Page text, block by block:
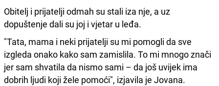
Obitelj i prijatelji odmah su stali iza nje, a uz
dopuštenje dali su joj i vjetar u leđa.
"Tata, mama i neki prijatelji su mi pomogli da sve
izgleda onako kako sam zamislila. To mi mnogo znači
jer sam shvatila da nismo sami – da još uvijek ima
dobrih ljudi koji žele pomoći", izjavila je Jovana.